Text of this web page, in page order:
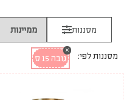
מסננות
מסננות לפי: גובה 15 ס
×